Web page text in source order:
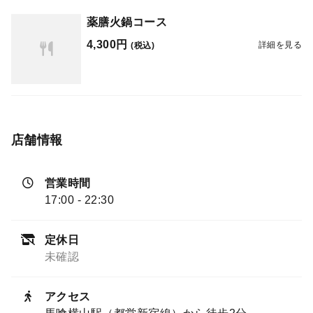
薬膳火鍋コース
4,300円 (税込) 詳細を見る
店舗情報
営業時間
17:00 - 22:30
定休日
未確認
アクセス